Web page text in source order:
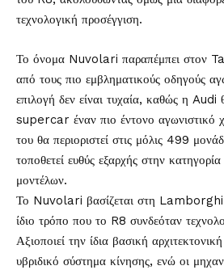
τεχνολογική προσέγγιση.
Το όνομα Nuvolari παραπέμπει στον
από τους πιο εμβληματικούς οδηγούς
επιλογή δεν είναι τυχαία, καθώς η Audi
supercar έναν πιο έντονο αγωνιστικό
του θα περιοριστεί στις μόλις 499
τοποθετεί ευθύς εξαρχής στην
μοντέλων.
Το Nuvolari βασίζεται στη
ίδιο τρόπο που το R8 συνδεόταν
Αξιοποιεί την ίδια βασική
υβριδικό σύστημα κίνησης, ενώ οι